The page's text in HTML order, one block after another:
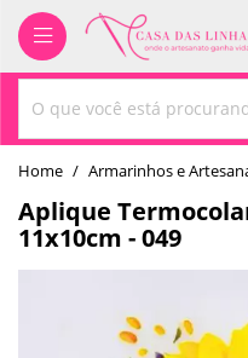
home Armarinhos e
Aplique
11x10cm - 049